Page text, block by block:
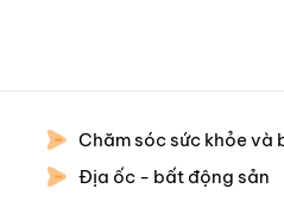
Chăm sóc sức khỏe và
Địa ốc - bất động sản